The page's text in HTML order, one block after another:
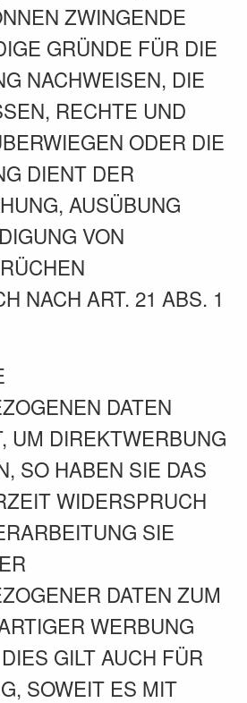
ZWINGENDE
GRÜNDE FÜR DIE
NACHWEISEN, DIE
RECHTE UND
ODER DIE
DIENT DER
AUSÜBUNG
VON
NACH ART. 21 ABS. 1
DATEN
UM DIREKTWERBUNG
SO HABEN SIE DAS
WIDERSPRUCH
SIE
DATEN ZUM
WERBUNG
GILT AUCH FÜR
SOWEIT ES MIT